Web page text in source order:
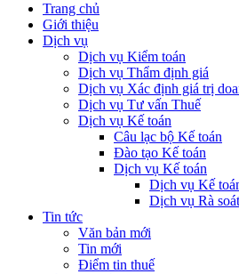
Trang chủ
Giới thiệu
Dịch vụ
Dịch vụ Kiểm toán
Dịch vụ Thẩm định giá
Dịch vụ Xác định giá trị
Dịch vụ Tư vấn Thuế
Dịch vụ Kế toán
Câu lạc bộ Kế toán
Đào tạo Kế toán
Dịch vụ Kế toán
Dịch vụ Kế
Dịch vụ Rà
Tin tức
Văn bản mới
Tin mới
Điểm tin thuế